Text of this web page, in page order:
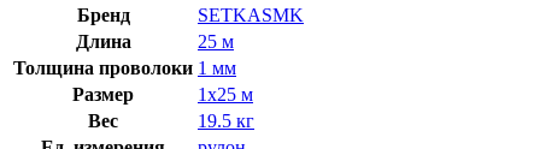
Бренд
SETKASMK
Длина
25 м
Толщина проволоки 1 мм
Размер
1х25 м
Вес
19.5 кг